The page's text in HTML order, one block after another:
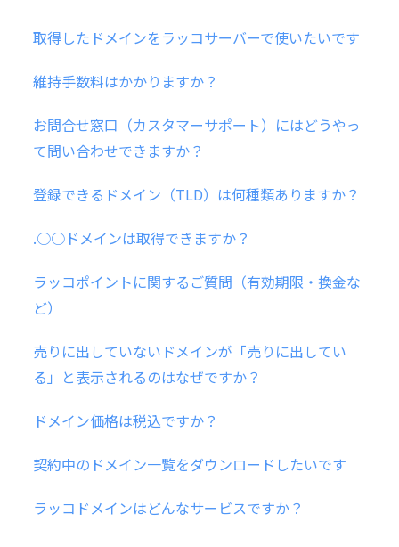
取得したドメインをラッコサーバーで使いたいです
維持手数料はかかりますか？
お問合せ窓口（カスタマーサポート）にはどうやっ
て問い合わせできますか？
登録できるドメイン（TLD）は何種類ありますか？
.○○ドメインは取得できますか？
ラッコポイントに関するご質問（有効期限・換金な
ど）
売りに出していないドメインが「売りに出してい
る」と表示されるのはなぜですか？
ドメイン価格は税込ですか？
契約中のドメイン一覧をダウンロードしたいです
ラッコドメインはどんなサービスですか？